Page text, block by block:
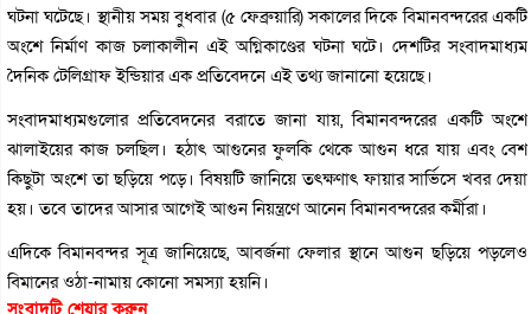
ঘটনা ঘটেছে। স্থানীয় সময় বুধবার (৫ ফেব্রুয়ারি) সকালের দিকে বিমানবন্দরের একটি
অংশে নির্মাণ কাজ চলাকালীন এই অগ্নিকাণ্ডের ঘটনা ঘটে। দেশটির সংবাদমাধ্যম
দৈনিক টেলিগ্রাফ ইন্ডিয়ার এক প্রতিবেদনে এই তথ্য জানানো হয়েছে।
সংবাদমাধ্যমগুলোর প্রতিবেদনের বরাতে জানা যায়, বিমানবন্দরের একটি অংশে
ঝালাইয়ের কাজ চলছিল। হঠাৎ আগুনের ফুলকি থেকে আগুন ধরে যায় এবং বেশ
কিছুটা অংশে তা ছড়িয়ে পড়ে। বিষয়টি জানিয়ে তৎক্ষণাৎ ফায়ার সার্ভিসে খবর দেয়া
হয়। তবে তাদের আসার আগেই আগুন নিয়ন্ত্রণে আনেন বিমানবন্দরের কর্মীরা।
এদিকে বিমানবন্দর সূত্র জানিয়েছে, আবর্জনা ফেলার স্থানে আগুন ছড়িয়ে পড়লেও
বিমানের ওঠা-নামায় কোনো সমস্যা হয়নি।
সংবাদটি শেয়ার করুন